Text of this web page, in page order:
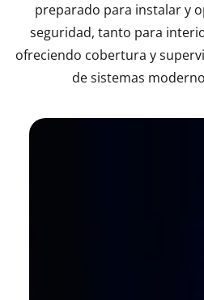
preparado para instalar y
seguridad, tanto para
ofreciendo cobertura y
de sistemas